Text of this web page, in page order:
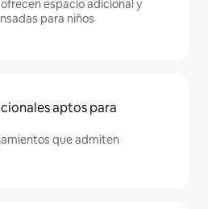
espacio adicional y
para niños
aptos para
que admiten